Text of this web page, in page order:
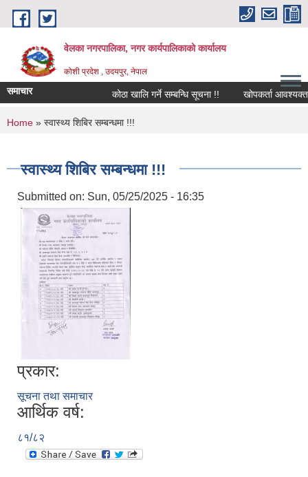
Skip to main content
वेलका नगरपालिका, नगर कार्यपालिकाको कार्यालय
कोशी प्रदेश , उदयपुर, नेपाल
समाचार कोठा खालि गर्ने सम्बन्धि सूचना !! खोपकर्ता आवश्यक्ता
You are here
Home » स्वास्थ्य शिबिर सम्बन्धमा !!!
स्वास्थ्य शिबिर सम्बन्धमा !!!
Submitted on: Sun, 05/25/2025 - 16:35
प्रकार:
सूचना तथा समाचार
आर्थिक वर्ष:
८१/८२